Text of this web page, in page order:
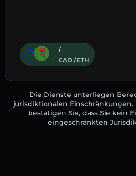
/
CAD / ETH
Die Dienste unterliegen
jurisdiktionalen
bestätigen Sie, dass Sie kein
eingeschränkten